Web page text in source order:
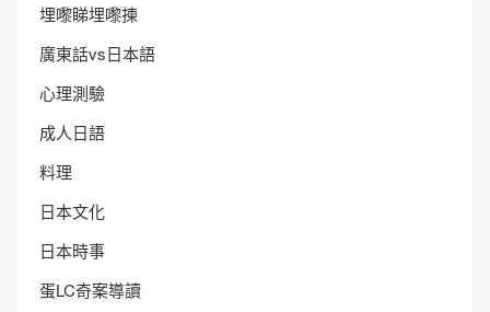
埋嚟睇埋嚟揀
廣東話vs日本語
心理測驗
成人日語
料理
日本文化
日本時事
蛋LC奇案導讀